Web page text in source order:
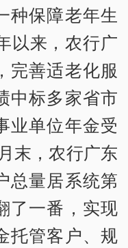
种保障老年生
以来，农行广
完善适老化服
中标多家省市
业单位年金受
末，农行广东
总量居系统第
了一番，实现
托管客户、规